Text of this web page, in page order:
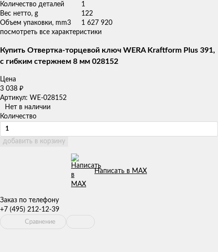
Количество деталей
1
Вес нетто, g
122
Объем упаковки, mm3
1 627 920
посмотреть все характеристики
Купить Отвертка-торцевой ключ WERA Kraftform Plus 391,
с гибким стержнем 8 мм 028152
Цена
3 038 ₽
Артикул: WE-028152
Нет в наличии
Количество
добавить в корзину
Написать в MAX
Заказ по телефону
+7 (495) 212-12-39
Сравнение